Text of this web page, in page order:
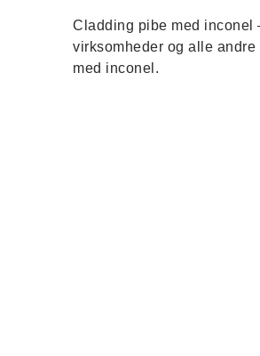
Cladding pibe med inconel
virksomheder og alle
med inconel.